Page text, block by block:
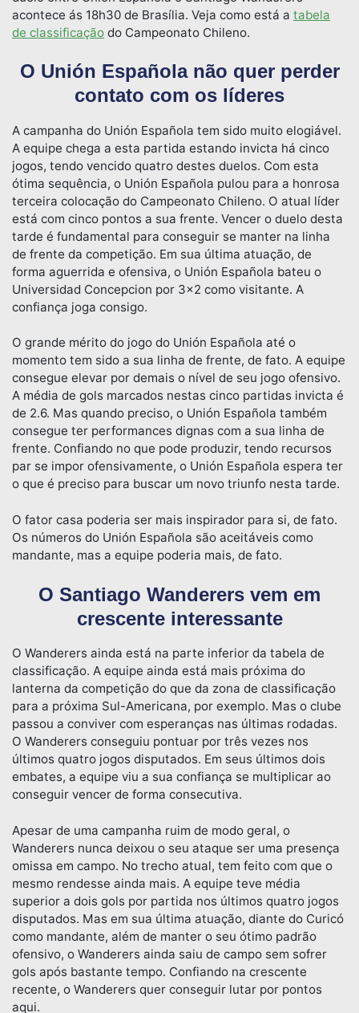
acontece ás 18h30 de Brasília. Veja como está a tabela
de classificação do Campeonato Chileno.
O Unión Española não quer perder
contato com os líderes
A campanha do Unión Española tem sido muito elogiável.
A equipe chega a esta partida estando invicta há cinco
jogos, tendo vencido quatro destes duelos. Com esta
ótima sequência, o Unión Española pulou para a honrosa
terceira colocação do Campeonato Chileno. O atual líder
está com cinco pontos a sua frente. Vencer o duelo desta
tarde é fundamental para conseguir se manter na linha
de frente da competição. Em sua última atuação, de
forma aguerrida e ofensiva, o Unión Española bateu o
Universidad Concepcion por 3×2 como visitante. A
confiança joga consigo.
O grande mérito do jogo do Unión Española até o
momento tem sido a sua linha de frente, de fato. A equipe
consegue elevar por demais o nível de seu jogo ofensivo.
A média de gols marcados nestas cinco partidas invicta é
de 2.6. Mas quando preciso, o Unión Española também
consegue ter performances dignas com a sua linha de
frente. Confiando no que pode produzir, tendo recursos
par se impor ofensivamente, o Unión Española espera ter
o que é preciso para buscar um novo triunfo nesta tarde.
O fator casa poderia ser mais inspirador para si, de fato.
Os números do Unión Española são aceitáveis como
mandante, mas a equipe poderia mais, de fato.
O Santiago Wanderers vem em
crescente interessante
O Wanderers ainda está na parte inferior da tabela de
classificação. A equipe ainda está mais próxima do
lanterna da competição do que da zona de classificação
para a próxima Sul-Americana, por exemplo. Mas o clube
passou a conviver com esperanças nas últimas rodadas.
O Wanderers conseguiu pontuar por três vezes nos
últimos quatro jogos disputados. Em seus últimos dois
embates, a equipe viu a sua confiança se multiplicar ao
conseguir vencer de forma consecutiva.
Apesar de uma campanha ruim de modo geral, o
Wanderers nunca deixou o seu ataque ser uma presença
omissa em campo. No trecho atual, tem feito com que o
mesmo rendesse ainda mais. A equipe teve média
superior a dois gols por partida nos últimos quatro jogos
disputados. Mas em sua última atuação, diante do Curicó
como mandante, além de manter o seu ótimo padrão
ofensivo, o Wanderers ainda saiu de campo sem sofrer
gols após bastante tempo. Confiando na crescente
recente, o Wanderers quer conseguir lutar por pontos
aqui.